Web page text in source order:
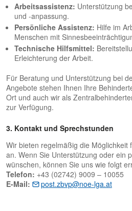
Arbeitsassistenz: Unterstützung
und -anpassung.
Persönliche Assistenz: Hilfe im
Menschen mit
Technische Hilfsmittel:
Erleichterung der Arbeit.
Für Beratung und Unterstützung bei
Angebote stehen Ihnen Ihre
Ort und auch wir als
zur Verfügung.
3. Kontakt und Sprechstunden
Wir bieten regelmäßig die Möglichkeit
an. Wenn Sie Unterstützung oder ein
wünschen, können Sie uns wie folgt
Telefon: +43 (02742) 9009 – 10055
E-Mail:
post.zbvp@noe-lga.at